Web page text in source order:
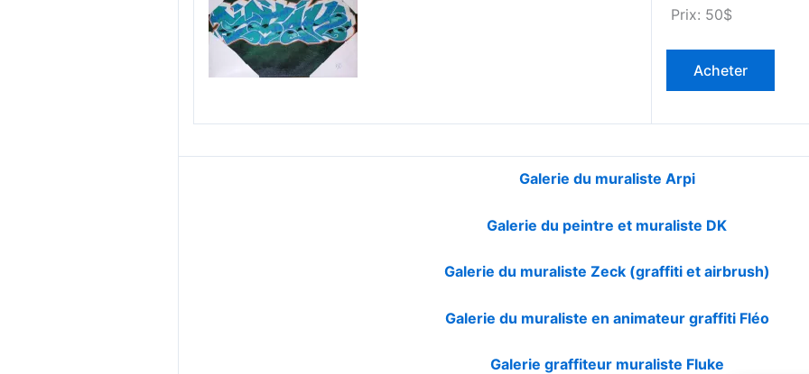
Prix: 50$
Galerie du muraliste Arpi
Galerie du peintre et muraliste DK
Galerie du muraliste Zeck (graffiti et airbrush)
Galerie du muraliste en animateur graffiti Fléo
Galerie graffiteur muraliste Fluke